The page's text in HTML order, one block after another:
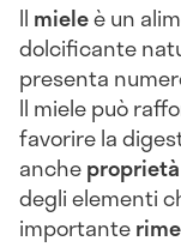
Il mieleè un
dolcificante
presenta
Il miele può
favorire la
anche
degli elementi
importante